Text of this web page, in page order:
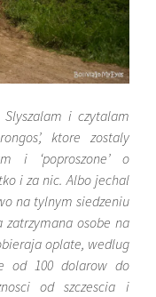
Slyszalam i czytalam
ktore zostaly
i ‘poproszone’ o
i za nic. Albo jechal
na tylnym siedzeniu
osobe na
oplate, wedlug
od 100 dolarow do
od szczescia i